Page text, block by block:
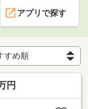
アプリで探す
円